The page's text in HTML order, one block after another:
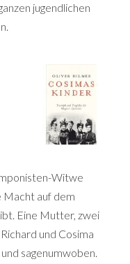
jugendlichen
Witwe
auf dem
Eine Mutter, zwei
und Cosima
sagenumwoben.